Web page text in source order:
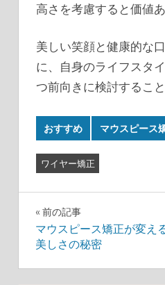
高さを考慮すると価値
美しい笑顔と健康的な
に、自身のライフスタ
つ前向きに検討するこ
おすすめ マウスピース
ワイヤー矯正
投
稿
ナ
前の記事
マウスピース矯正が変え
美しさの秘密